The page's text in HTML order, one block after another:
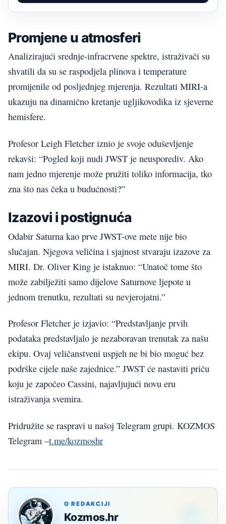
Promjene u atmosferi
Analizirajući srednje-infracrvene spektre, istraživači su
shvatili da su se raspodjela plinova i temperature
promijenile od posljednjeg mjerenja. Rezultati MIRI-a
ukazuju na dinamično kretanje ugljikovodika iz sjeverne
hemisfere.
Profesor Leigh Fletcher iznio je svoje oduševljenje
rekavši: “Pogled koji nudi JWST je neusporediv. Ako
nam jedno mjerenje može pružiti toliko informacija, tko
zna što nas čeka u budućnosti?”
Izazovi i postignuća
Odabir Saturna kao prve JWST-ove mete nije bio
slučajan. Njegova veličina i sjajnost stvaraju izazove za
MIRI. Dr. Oliver King je istaknuo: “Unatoč tome što
može zabilježiti samo dijelove Saturnove ljepote u
jednom trenutku, rezultati su nevjerojatni.”
Profesor Fletcher je izjavio: “Predstavljanje prvih
podataka predstavljalo je nezaboravan trenutak za našu
ekipu. Ovaj veličanstveni uspjeh ne bi bio moguć bez
podrške cijele naše zajednice.” JWST će nastaviti priču
koju je započeo Cassini, najavljujući novu eru
istraživanja svemira.
Pridružite se raspravi u našoj Telegram grupi. KOZMOS
Telegram –t.me/kozmoshr
O REDAKCIJI
Kozmos.hr